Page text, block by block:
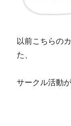
以前こちらの
た、
サークル活動